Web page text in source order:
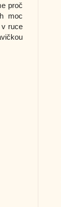
proč
moc
v ruce